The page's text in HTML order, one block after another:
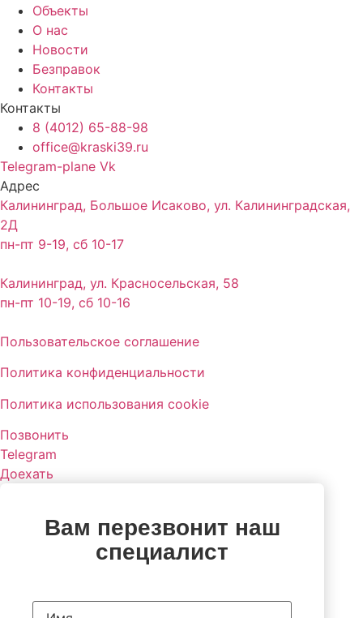
Объекты
О нас
Новости
Безправок
Контакты
Контакты
8 (4012) 65-88-98
office@kraski39.ru
Telegram-plane Vk
Адрес
Калининград, Большое Исаково, ул. Калининградская,
2Д
пн-пт 9-19, сб 10-17
Калининград, ул. Красносельская, 58
пн-пт 10-19, сб 10-16
Пользовательское соглашение
Политика конфиденциальности
Политика использования cookie
Позвонить
Telegram
Доехать
Вам перезвонит наш
специалист